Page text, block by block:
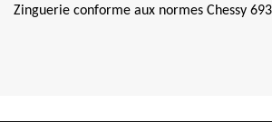
Zinguerie conforme aux normes Chessy